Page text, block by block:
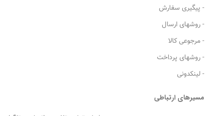
- پیگیری سفارش
- روشهای ارسال
- مرجوعی کالا
- روشهای پرداخت
- لینکدونی
مسیرهای ارتباطی